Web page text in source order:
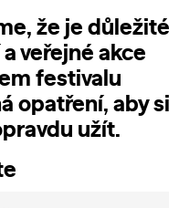
že je důležité
veřejné akce
festivalu
opatření, aby si
užít.